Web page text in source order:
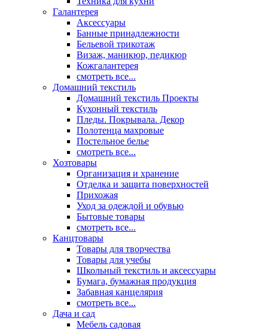
Галантерея
Аксессуары
Банные принадлежности
Бельевой трикотаж
Визаж, маникюр, педикюр
Кожгалантерея
смотреть все...
Домашний текстиль
Домашний текстиль Проекты
Кухонный текстиль
Пледы. Покрывала. Декор
Полотенца махровые
Постельное белье
смотреть все...
Хозтовары
Организация и хранение
Отделка и защита поверхностей
Прихожая
Уход за одеждой и обувью
Бытовые товары
смотреть все...
Канцтовары
Товары для творчества
Товары для учебы
Школьный текстиль и аксессуары
Бумага, бумажная продукция
Забавная канцелярия
смотреть все...
Дача и сад
Мебель садовая